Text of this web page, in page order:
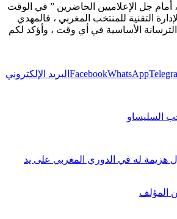
جل الإعلاميين الحاضرين ” في الوقت
التقنية للمنتخب المغربي ، فالمهدي
الأساسية في أي وقت ، وأؤكد لكم
FacebookWhatsApp البريد الإلكتروني
السليساو
هزيمة له في الدوري المغربي على يد
المؤلف